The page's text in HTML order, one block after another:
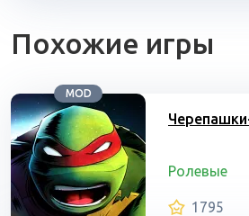
Похожие игры
MOD
Ролевые
1795